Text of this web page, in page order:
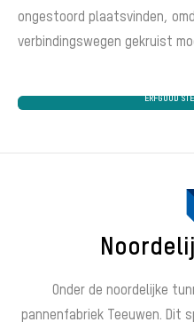
ongestoord plaatsvinden,
verbindingswegen gekruist
ERFGOUD
Onder de noordelijke
pannenfabriek Teeuwen. Dit